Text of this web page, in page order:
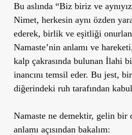
Bu aslında “Biz biriz ve
Nimet, herkesin aynı özden
ederek, birlik ve eşitliği
Namaste’nin anlamı ve
kalp çakrasında bulunan İlahi
inancını temsil eder. Bu jest,
diğerindeki ruh tarafından
Namaste ne demektir, gelin bir
anlamı açısından bakalım: